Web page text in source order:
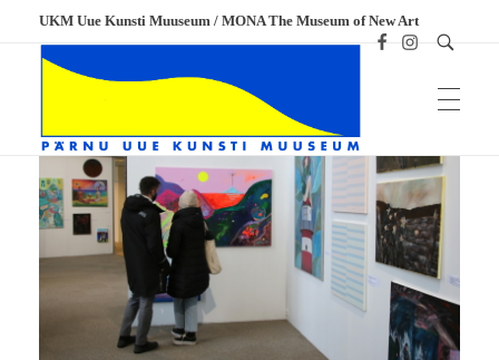
UKM Uue Kunsti Muuseum / MONA The Museum of New Art
UKM
Uue Kunsti Muuseum